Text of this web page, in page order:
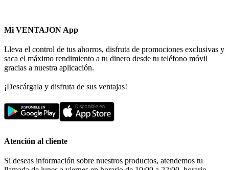
Mi VENTAJON App
Lleva el control de tus ahorros, disfruta de promociones exclusivas y
saca el máximo rendimiento a tu dinero desde tu teléfono móvil
gracias a nuestra aplicación.
¡Descárgala y disfruta de sus ventajas!
Atención al cliente
Si deseas información sobre nuestros productos, atendemos tu